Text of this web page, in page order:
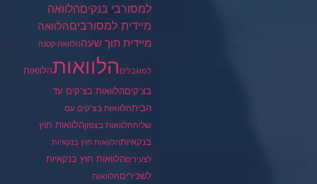
למסורבי בנקיםהלוואה
מיידית למסורביםהלוואה
מיידית תוך שעההלוואה קטנה
למוגבלים הלוואותהלוואות
בצ'קיםהלוואות בצ'קים עד
הביתהלוואות בצ'קים עם
שליחהלוואות בצפוןהלוואות חוץ
בנקאיותהלוואות חוץ בנקאיות
לצעיריםהלוואות חוץ בנקאיות
לשכיריםהלוואות